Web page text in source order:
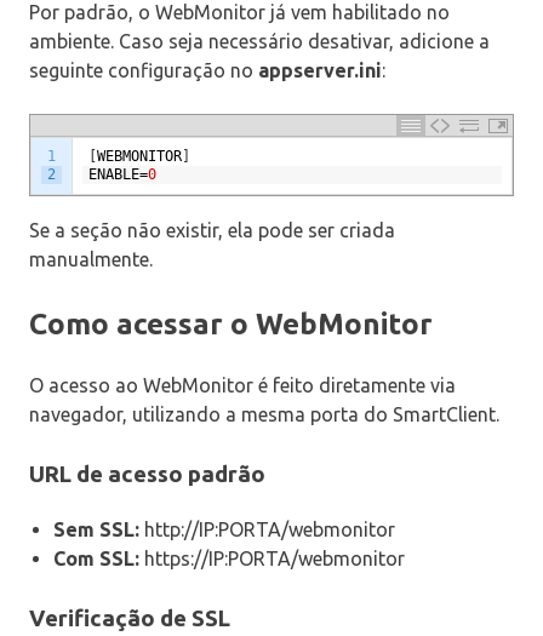
Por padrão, o WebMonitor já vem habilitado no
ambiente. Caso seja necessário desativar, adicione a
seguinte configuração no appserver.ini:
1
2
WEBMONITOR
ENABLE=0
Se a seção não existir, ela pode ser criada
manualmente.
Como acessar o WebMonitor
O acesso ao WebMonitor é feito diretamente via
navegador, utilizando a mesma porta do SmartClient.
URL de acesso padrão
Sem SSL: http://IP:PORTA/webmonitor
Com SSL: https://IP:PORTA/webmonitor
Verificação de SSL